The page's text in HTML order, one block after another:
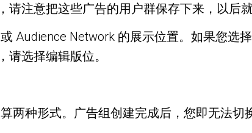
注意把这些广告的用户群保存下来，以后就
Audience Network 的展示位置。如果您选
选择编辑版位。
两种形式。广告组创建完成后，您即无法切